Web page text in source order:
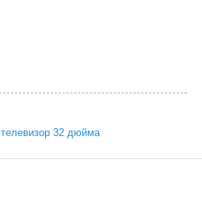
телевизор 32 дюйма